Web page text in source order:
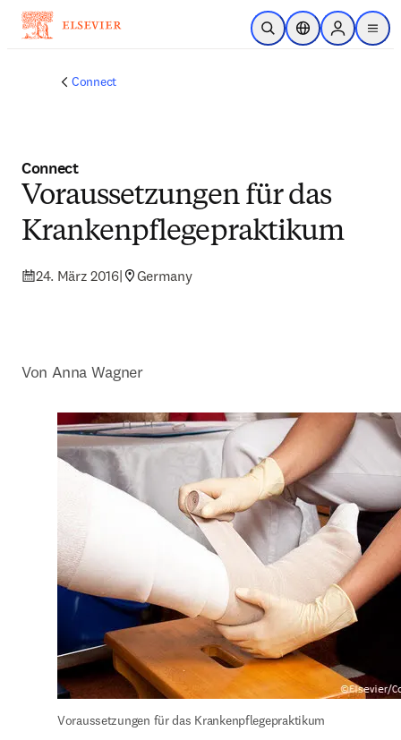
Zum Hauptinhalt wechseln
Suche öffnenStandortauswahl
Sign in to
menu
Connect
Connect
Voraussetzungen für das
Krankenpflegepraktikum
24. März 2016| Germany
Von Anna Wagner
Voraussetzungen für das Krankenpflegepraktikum